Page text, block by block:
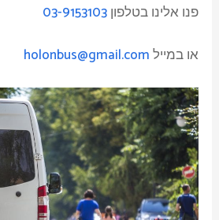
פנו אלינו בטלפון03-9153103
או במיילholonbus@gmail.com